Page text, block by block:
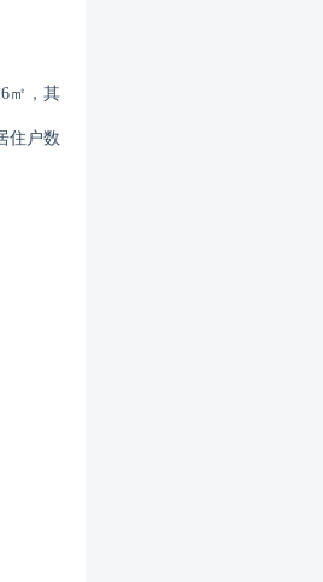
㎡，其
住户数